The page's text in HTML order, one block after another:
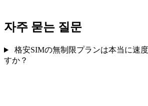
자주 묻는 질문
格安SIMの無制限プランは本当に速
すか？